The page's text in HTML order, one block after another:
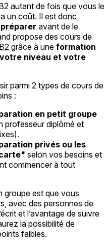
autant de fois que vous le
un coût. Il est donc
avant de le
propose des cours de
grâce à une formation
niveau et votre
parmi 2 types de cours de
:
en petit groupe
professeur diplômé et
privés ou les
selon vos besoins et
commencer à tout
groupe est que vous
avec des personnes de
et l’avantage de suivre
la possibilité de
faibles.